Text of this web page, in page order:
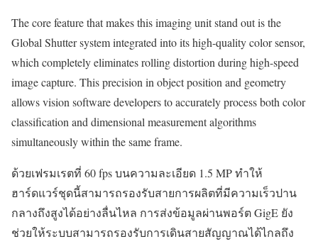
The core feature that makes this imaging unit stand out is the
Global Shutter system integrated into its high-quality color sensor,
which completely eliminates rolling distortion during high-speed
image capture. This precision in object position and geometry
allows vision software developers to accurately process both color
classification and dimensional measurement algorithms
simultaneously within the same frame.
ด้วยเฟรมเรตที่ 60 fps บนความละเอียด 1.5 MP ทำให้
ฮาร์ดแวร์ชุดนี้สามารถรองรับสายการผลิตที่มีความเร็วปาน
กลางถึงสูงได้อย่างลื่นไหล การส่งข้อมูลผ่านพอร์ต GigE ยัง
ช่วยให้ระบบสามารถรองรับการเดินสายสัญญาณได้ไกลถึง